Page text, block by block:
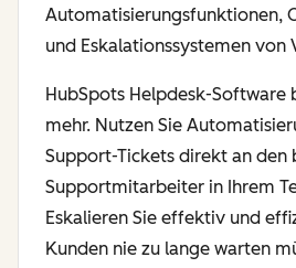
Automatisierungsfunktionen,
und Eskalationssystemen von
HubSpots Helpdesk-Software
mehr. Nutzen Sie
Support-Tickets direkt an den
Supportmitarbeiter in Ihrem
Eskalieren Sie effektiv und
Kunden nie zu lange warten